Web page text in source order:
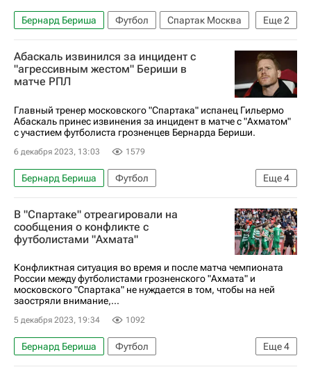
Еще2
Бернард Бериша Футбол
Спартак Москва
Гильермо Абаскаль
Ахмат
Абаскаль извинился за инцидент с
"агрессивным жестом" Бериши в
матче РПЛ
Главный тренер московского "Спартака" испанец Гильермо
Абаскаль принес извинения за инцидент в матче с "Ахматом"
с участием футболиста грозненцев Бернарда Бериши.
6 декабря 2023, 13:03 1579
Еще4
Бернард Бериша
Футбол
Гильермо Абаскаль
Ахмат
Спартак Москва
РПЛ 2026-2027 (Чемпионат России по футболу)
В "Спартаке" отреагировали на
сообщения о конфликте с
футболистами "Ахмата"
Конфликтная ситуация во время и после матча чемпионата
России между футболистами грозненского "Ахмата" и
московского "Спартака" не нуждается в том, чтобы на ней
заостряли внимание,...
5 декабря 2023, 19:34 1092
Еще4
Бернард Бериша
Футбол
Гильермо Абаскаль
Спартак Москва